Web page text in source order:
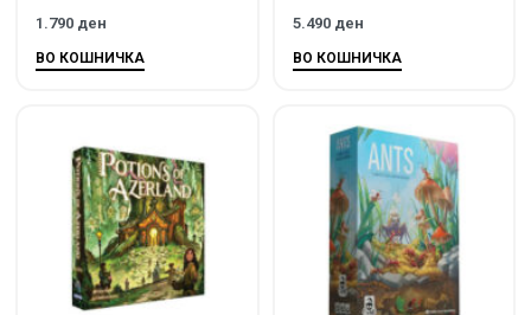
1.790 ден
ВО КОШНИЧКА
5.490 ден
ВО КОШНИЧКА